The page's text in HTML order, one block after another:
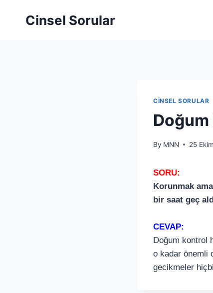
Cinsel Sorular
CINSEL SORULAR
Doğum
By MNN 25
SORU:
Korunmak
bir saat geç
CEVAP:
Doğum kontrol
o kadar önemli
gecikmeler